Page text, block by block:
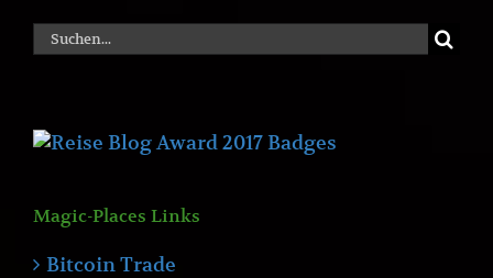
Suche
nach:
Magic-Places Links
Bitcoin Trade